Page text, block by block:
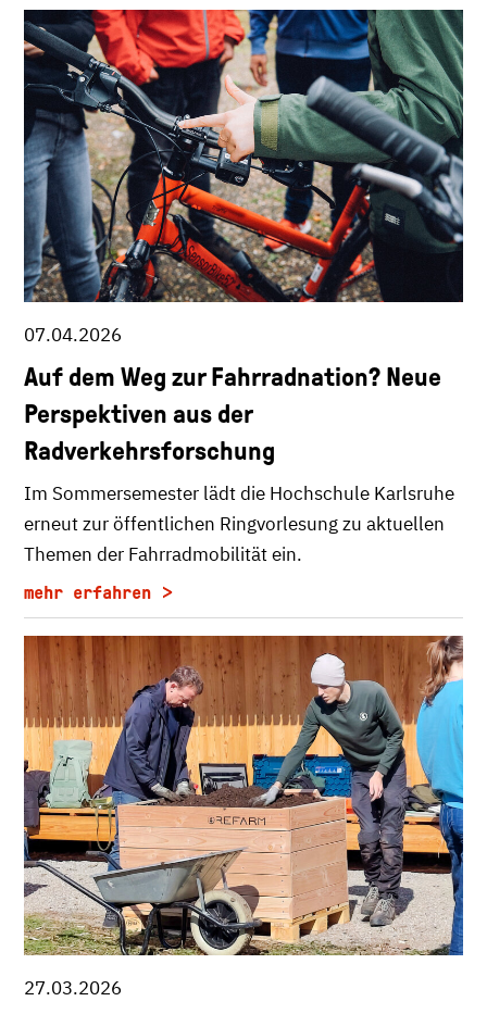
07.04.2026
Auf dem Weg zur Fahrradnation? Neue
Perspektiven aus der
Radverkehrsforschung
Im Sommersemester lädt die Hochschule Karlsruhe
erneut zur öffentlichen Ringvorlesung zu aktuellen
Themen der Fahrradmobilität ein.
mehr erfahren
27.03.2026